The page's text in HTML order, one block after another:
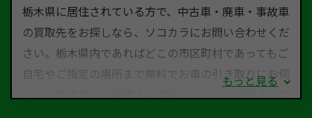
栃木県に居住されている方で、中古車・廃車・事故車
の買取先をお探しなら、ソコカラにお問い合わせくだ
さい。栃木県内であればどこの市区町村であってもご
自宅やご指定の場所まで無料でお車の引き取りにお伺
いし、廃車までの手続きを無料でサポート代行させて
もっと見る